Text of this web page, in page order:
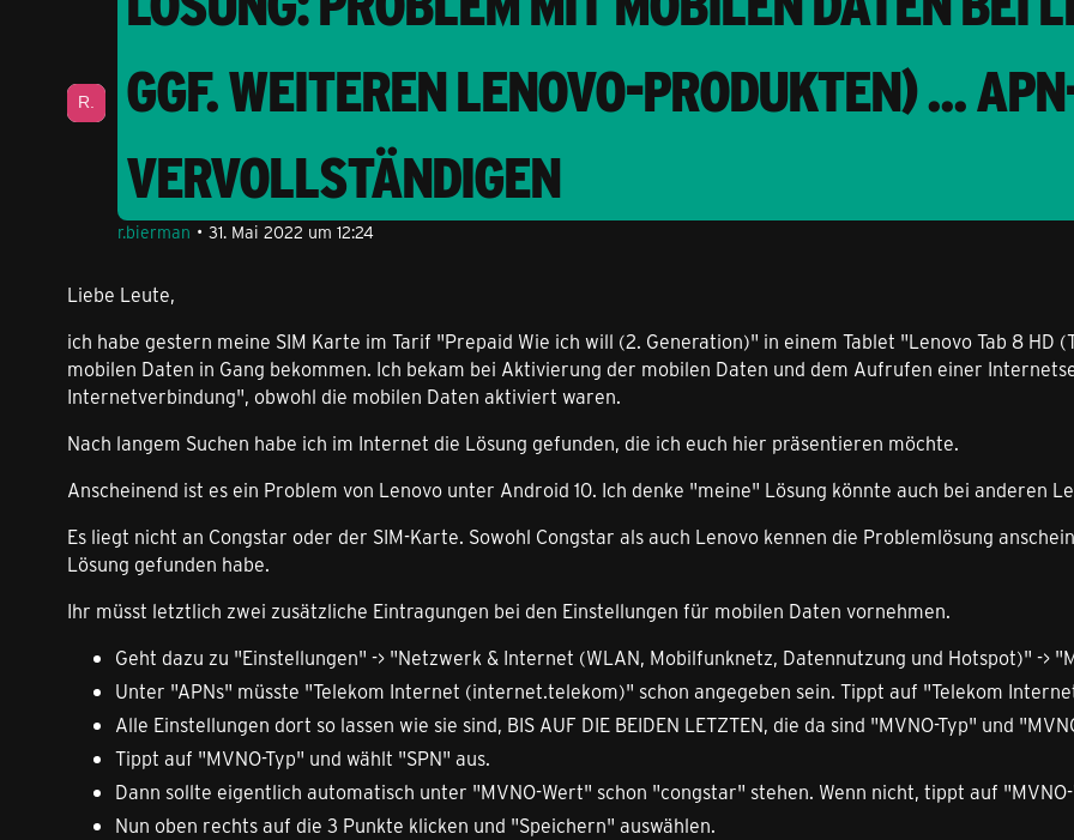
Nach langem Suchen habe ich im Internet die
Anscheinend ist…
GGF. WEITEREN LENOVO-PRODUKTEN) ...
VERVOLLSTÄNDIGEN
r.bierman 31. Mai 2022 um 12:24
Liebe Leute,
ich habe gestern meine SIM Karte im Tarif "Prepaid Wie ich will (2. Generation)" in einem Tablet "Lenovo Tab 8
mobilen Daten in Gang bekommen. Ich bekam bei Aktivierung der mobilen Daten und dem Aufrufen einer
Internetverbindung", obwohl die mobilen Daten aktiviert waren.
Nach langem Suchen habe ich im Internet die Lösung gefunden, die ich euch hier präsentieren möchte.
Anscheinend ist es ein Problem von Lenovo unter Android 10. Ich denke "meine" Lösung könnte auch bei anderen
Es liegt nicht an Congstar oder der SIM-Karte. Sowohl Congstar als auch Lenovo kennen die Problemlösung
Lösung gefunden habe.
Ihr müsst letztlich zwei zusätzliche Eintragungen bei den Einstellungen für mobilen Daten vornehmen.
Geht dazu zu "Einstellungen" -> "Netzwerk & Internet (WLAN, Mobilfunknetz, Datennutzung und Hotspot)" ->
Unter "APNs" müsste "Telekom Internet (internet.telekom)" schon angegeben sein. Tippt auf "Telekom
Alle Einstellungen dort so lassen wie sie sind, BIS AUF DIE BEIDEN LETZTEN, die da sind "MVNO-Typ" und
Tippt auf "MVNO-Typ" und wählt "SPN" aus.
Dann sollte eigentlich automatisch unter "MVNO-Wert" schon "congstar" stehen. Wenn nicht, tippt auf
Nun oben rechts auf die 3 Punkte klicken und "Speichern" auswählen.